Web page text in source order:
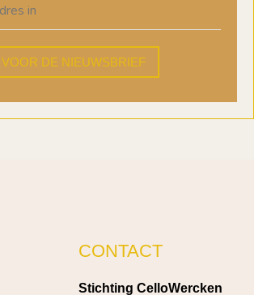
VOOR DE NIEUWSBRIEF
CONTACT
Stichting CelloWercken